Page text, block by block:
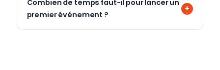
Combien de temps faut-il pour lancer un
premier événement ?